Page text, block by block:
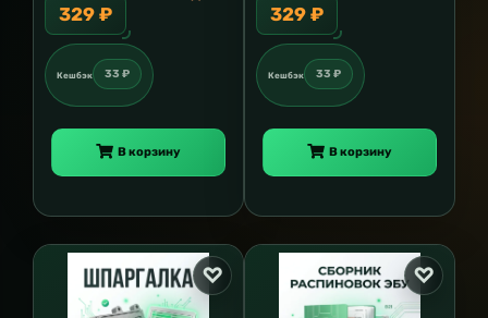
329 ₽
Кешбэк 33 ₽
В корзину
329 ₽
Кешбэк 33 ₽
В корзину